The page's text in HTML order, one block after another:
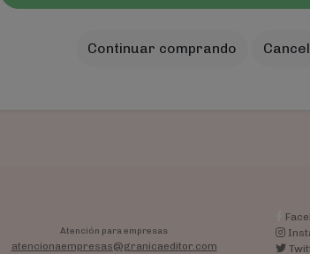
Continuar comprando
Atención para empresas
atencionaempresas@granicaeditor.com